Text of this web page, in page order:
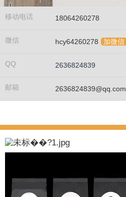
移动电话 18064260278
微信 hcy64260278 加微信
QQ 2636824839
邮箱 2636824839@qq.com